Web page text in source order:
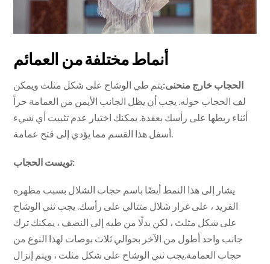
أنماط مختلفة من العمائم
الحجاب خارج منحنى:يتم طي الوشاح على شكل مثلث ويمكن
لف الحجاب حوله. يجب أن يظل الجانب الأيمن من العمامة حراً
أثناء ربطها على رأسك بعقدة. يمكنك اختيار عدم تثبيت أي شيء
أسفل هذا القسم مما يؤدي إلى فتح عمامة.
تويست الحجاب:
يشار إلى هذا النمط أيضًا باسم حجاب الشلال بسبب مظهره
الفريد ، على غرار شلال متتالي على رأسك. يجب ثني الوشاح
على شكل مثلث ، لكن بدلًا من طيه إلى النصف ، يمكنك ترك
جانب واحد أطول من الآخر بحوالي ثلاث بوصات لهذا النوع من
حجاب العمامة.يجب ثني الوشاح على شكل مثلث ، ويتم إنزال